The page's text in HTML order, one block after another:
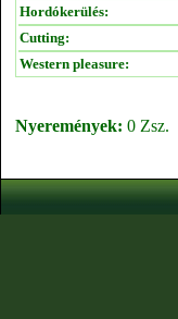
Hordókerülés:
Cutting:
Western pleasure:
Nyeremények: 0 Zsz.